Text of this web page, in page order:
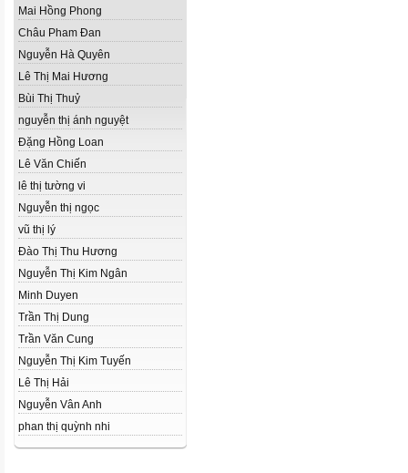
Mai Hồng Phong
Châu Pham Đan
Nguyễn Hà Quyên
Lê Thị Mai Hương
Bùi Thị Thuỷ
nguyễn thị ánh nguyệt
Đặng Hồng Loan
Lê Văn Chiến
lê thị tường vi
Nguyễn thị ngọc
vũ thị lý
Đào Thị Thu Hương
Nguyễn Thị Kim Ngân
Minh Duyen
Trần Thị Dung
Trần Văn Cung
Nguyễn Thị Kim Tuyến
Lê Thị Hải
Nguyễn Vân Anh
phan thị quỳnh nhi